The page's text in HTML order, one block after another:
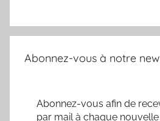
Abonnez-vous à notre
Abonnez-vous afin de
par mail à chaque